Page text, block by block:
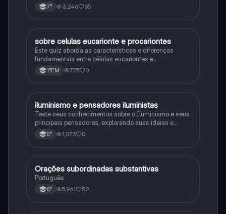
7° 3,246 65
Biologia
sobre celulas eucarionte e procariontes
Este quiz aborda as características e diferenças
fundamentais entre células eucariontes e
procariontes.
1°EM 725 0
História
iluminismo e pensadores iluministas
Teste seus conhecimentos sobre o Iluminismo e seus
principais pensadores, explorando suas ideias e
impacto histórico.
8° 1,073 0
Português
Orações subordinadas substantivas
Português
8° 5,961 82